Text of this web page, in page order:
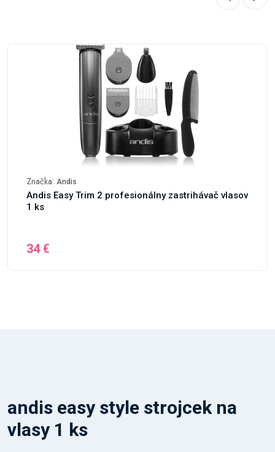
Značka: Andis
Andis Easy Trim 2 profesionálny zastrihávač vlasov
1 ks
34 €
andis easy style strojcek na
vlasy 1 ks